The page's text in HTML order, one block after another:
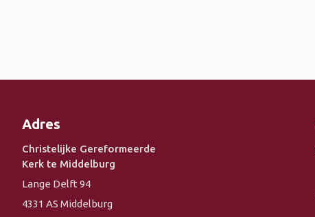
Adres
Christelijke Gereformeerde
Kerk te Middelburg
Lange Delft 94
4331 AS Middelburg